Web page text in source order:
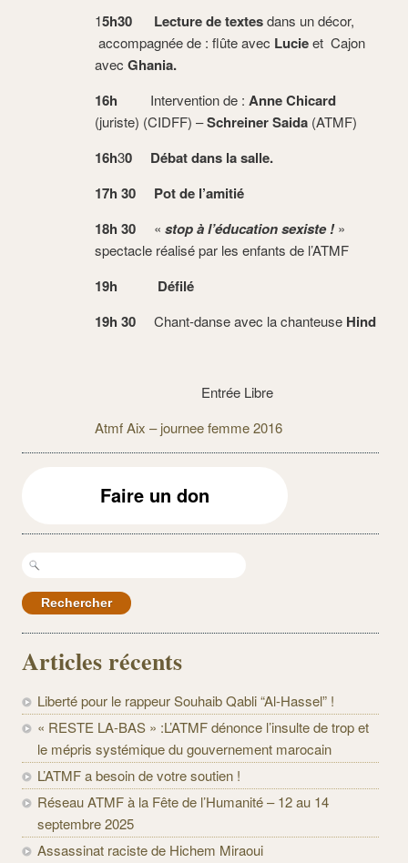
15h30 Lecture de textesdans un décor,
accompagnée de : flûte avec Lucieet Cajon
avec Ghania.
16h Intervention de : Anne Chicard
(juriste) (CIDFF) –Schreiner Saida (ATMF)
16h30
Débat dans la salle.
17h 30
Pot de l’amitié
18h 30 « stop à l’éducation sexiste !»
spectacle réalisé par les enfants de l’ATMF
19h
Défilé
19h 30 Chant-danse avec la chanteuse Hind
Entrée Libre
Atmf Aix – journee femme 2016
Faire un don
Rechercher :
Articles récents
Liberté pour le rappeur Souhaib Qabli “Al-Hassel” !
« RESTE LA-BAS » :L’ATMF dénonce l’insulte de trop et
le mépris systémique du gouvernement marocain
L’ATMF a besoin de votre soutien !
Réseau ATMF à la Fête de l’Humanité – 12 au 14
septembre 2025
Assassinat raciste de Hichem Miraoui